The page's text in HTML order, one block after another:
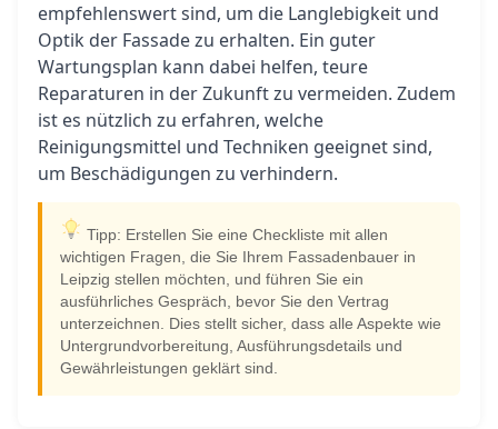
empfehlenswert sind, um die Langlebigkeit und
Optik der Fassade zu erhalten. Ein guter
Wartungsplan kann dabei helfen, teure
Reparaturen in der Zukunft zu vermeiden. Zudem
ist es nützlich zu erfahren, welche
Reinigungsmittel und Techniken geeignet sind,
um Beschädigungen zu verhindern.
Tipp: Erstellen Sie eine Checkliste mit allen
wichtigen Fragen, die Sie Ihrem Fassadenbauer in
Leipzig stellen möchten, und führen Sie ein
ausführliches Gespräch, bevor Sie den Vertrag
unterzeichnen. Dies stellt sicher, dass alle Aspekte wie
Untergrundvorbereitung, Ausführungsdetails und
Gewährleistungen geklärt sind.